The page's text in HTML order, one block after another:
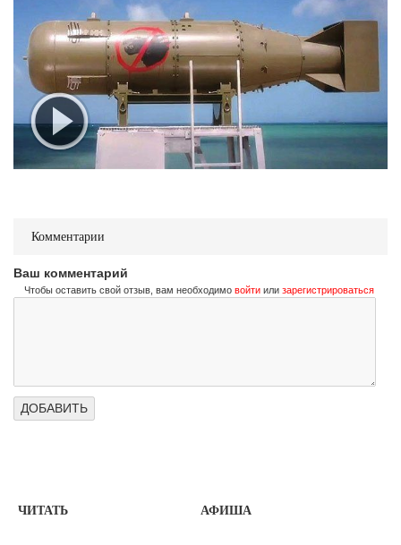
Комментарии
Ваш комментарий
Чтобы оставить свой отзыв, вам необходимо войти или зарегистрироваться
ЧИТАТЬ АФИША